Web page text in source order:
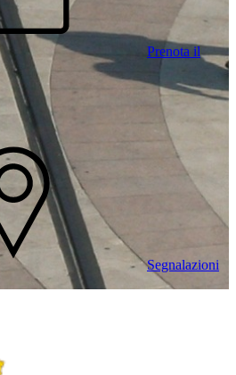
Prenota il
Segnalazioni